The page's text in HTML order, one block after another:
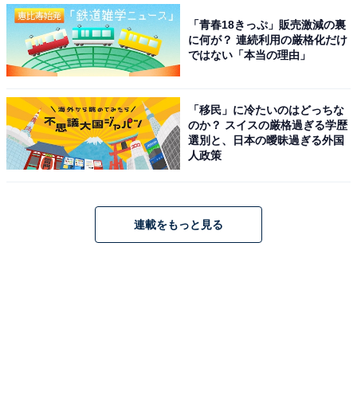
「青春18きっぷ」販売激減の裏
に何が？ 連続利用の厳格化だけ
ではない「本当の理由」
「移民」に冷たいのはどっちな
のか？ スイスの厳格過ぎる学歴
選別と、日本の曖昧過ぎる外国
人政策
連載をもっと見る